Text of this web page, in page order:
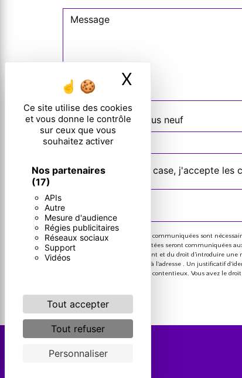
Ce site utilise des cookies
et vous donne le contrôle
sur ceux que vous
souhaitez activer
Nos partenaires
(17)
APIs
Autre
Mesure d'audience
Régies publicitaires
Réseaux sociaux
Support
Vidéos
Tout accepter
Tout refuser
Personnaliser
X
Combien font dix plus neuf
En cochant cette case, j'accepte les
** Les données personnelles communiquées sont
message. Les données collectées seront communiquées
consentement à tout moment et du droit d’introduire une
ou par courrier électronique à l'adresse . Un justificatif
probatoires et de gestion des contentieux. Vous avez le